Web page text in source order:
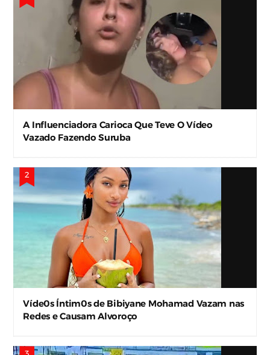
A Influenciadora Carioca Que Teve O Vídeo
Vazado Fazendo Suruba
Víde0s Íntim0s de Bibiyane Mohamad Vazam nas
Redes e Causam Alvoroço